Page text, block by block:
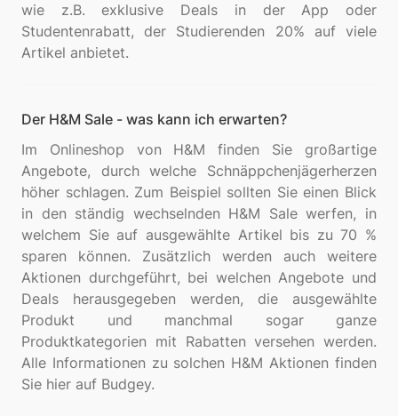
wie z.B. exklusive Deals in der App oder
Studentenrabatt, der Studierenden 20% auf viele
Der H&M Sale - was kann ich erwarten?
Im Onlineshop von H&M finden Sie großartige
Angebote, durch welche Schnäppchenjägerherzen
höher schlagen. Zum Beispiel sollten Sie einen Blick
in den ständig wechselnden H&M Sale werfen, in
welchem Sie auf ausgewählte Artikel bis zu 70 %
sparen können. Zusätzlich werden auch weitere
Aktionen durchgeführt, bei welchen Angebote und
Deals herausgegeben werden, die ausgewählte
Produkt und manchmal sogar ganze
Produktkategorien mit Rabatten versehen werden.
Alle Informationen zu solchen H&M Aktionen finden
Sie hier auf Budgey.